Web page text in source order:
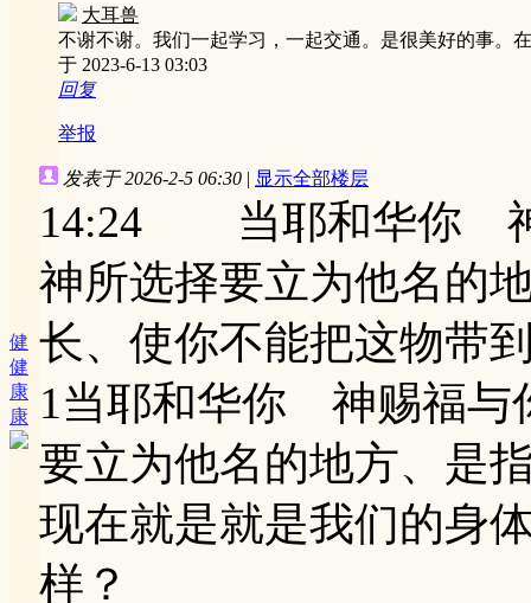
大耳兽
不谢不谢。我们一起学习，一起交通。是很美好的事。
于 2023-6-13 03:03
回复
举报
健
健
康
康
发表于 2026-2-5 06:30 | 显示全部楼层
14:24 当耶和华你
神所选择要立为他名的
长、使你不能把这物带
1当耶和华你 神赐福
要立为他名的地方、是
现在就是就是我们的身
样？